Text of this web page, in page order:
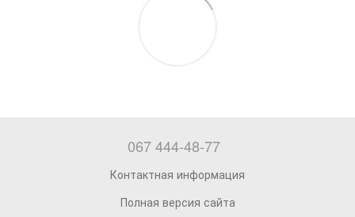
067 444-48-77
Контактная информация
Полная версия сайта